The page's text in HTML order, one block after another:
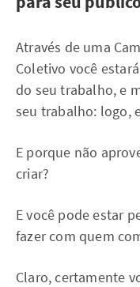
Através de uma
Coletivo você
do seu trabalho, e
seu trabalho: logo,
E porque não
criar?
E você pode estar
fazer com quem
Claro, certamente